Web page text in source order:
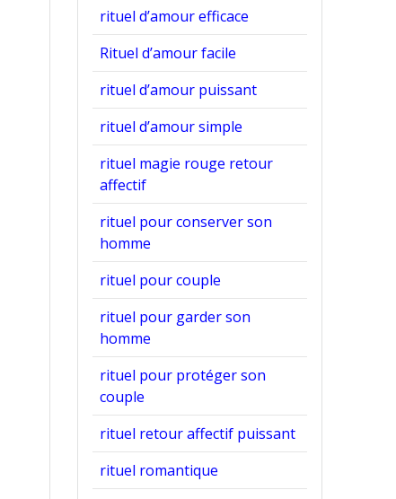
rituel d’amour efficace
Rituel d’amour facile
rituel d’amour puissant
rituel d’amour simple
rituel magie rouge retour
affectif
rituel pour conserver son
homme
rituel pour couple
rituel pour garder son
homme
rituel pour protéger son
couple
rituel retour affectif puissant
rituel romantique